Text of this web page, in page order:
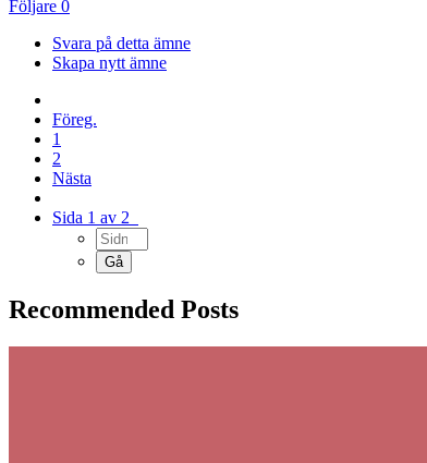
Följare 0
Svara på detta ämne
Skapa nytt ämne
Föreg.
1
2
Nästa
Sida 1 av 2
Recommended Posts